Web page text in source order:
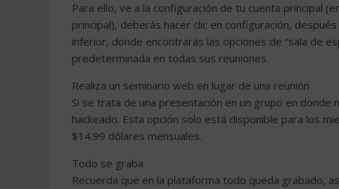
Para ello, ve a la configuración de tu cuenta principal
principal), deberás hacer clic en configuración,
inferior, donde encontrarás las opciones de “sala de
predeterminada en todas sus reuniones.
Realiza un seminario web en lugar de una reunión
Si se trata de una presentación en un grupo en
hackeado. Esta opción solo está disponible para los
$14.99 dólares mensuales.
Todo se graba
Recuerda que en la plataforma todo queda grabado,